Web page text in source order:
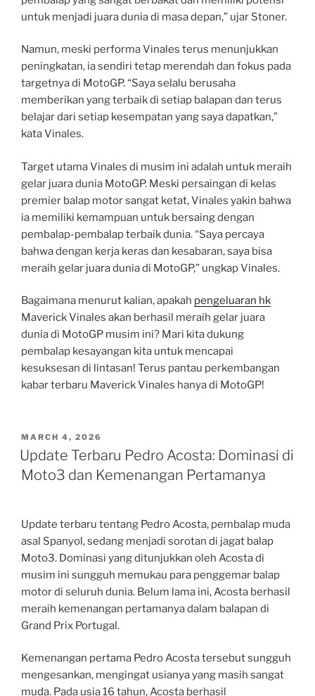
untuk menjadi juara dunia di masa depan,” ujar Stoner.
Namun, meski performa Vinales terus menunjukkan
peningkatan, ia sendiri tetap merendah dan fokus pada
targetnya di MotoGP. “Saya selalu berusaha
memberikan yang terbaik di setiap balapan dan terus
belajar dari setiap kesempatan yang saya dapatkan,”
kata Vinales.
Target utama Vinales di musim ini adalah untuk meraih
gelar juara dunia MotoGP. Meski persaingan di kelas
premier balap motor sangat ketat, Vinales yakin bahwa
ia memiliki kemampuan untuk bersaing dengan
pembalap-pembalap terbaik dunia. “Saya percaya
bahwa dengan kerja keras dan kesabaran, saya bisa
meraih gelar juara dunia di MotoGP,” ungkap Vinales.
Bagaimana menurut kalian, apakah pengeluaran hk
Maverick Vinales akan berhasil meraih gelar juara
dunia di MotoGP musim ini? Mari kita dukung
pembalap kesayangan kita untuk mencapai
kesuksesan di lintasan! Terus pantau perkembangan
kabar terbaru Maverick Vinales hanya di MotoGP!
POSTED
ON
MARCH 4, 2026
Update Terbaru Pedro Acosta: Dominasi di
Moto3 dan Kemenangan Pertamanya
Update terbaru tentang Pedro Acosta, pembalap muda
asal Spanyol, sedang menjadi sorotan di jagat balap
Moto3. Dominasi yang ditunjukkan oleh Acosta di
musim ini sungguh memukau para penggemar balap
motor di seluruh dunia. Belum lama ini, Acosta berhasil
meraih kemenangan pertamanya dalam balapan di
Grand Prix Portugal.
Kemenangan pertama Pedro Acosta tersebut sungguh
mengesankan, mengingat usianya yang masih sangat
muda. Pada usia 16 tahun, Acosta berhasil